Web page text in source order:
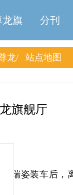
龙旗
厅
分刊
龙
站点地图
旗舰厅
瑞姿装车后，